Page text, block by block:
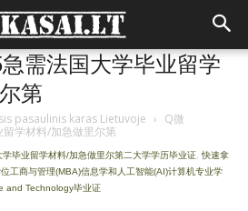
需法国大学毕业留学
第
pasaulinis karas Lietuvoje › Q微
学材料/加急做里尔第
毕业留学材料/加急做里尔第二大学学历毕业证 快速拿
工商与管理(MBA)信息学和人工智能(AI)计算机专业学
and Technology毕业证